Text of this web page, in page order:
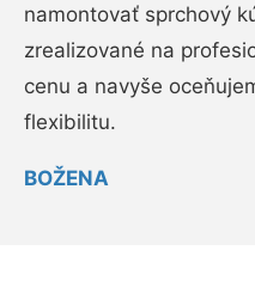
namontovať sprchový
zrealizované na
cenu a navyše
flexibilitu.
BOŽENA